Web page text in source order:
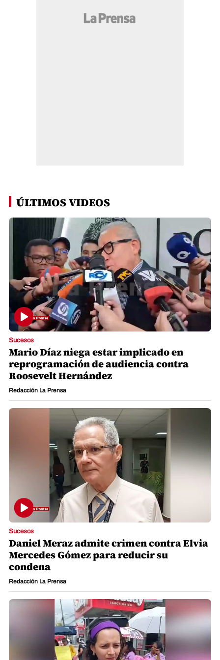
ÚLTIMOS VIDEOS
Sucesos
Mario Díaz niega estar implicado en
reprogramación de audiencia contra
Roosevelt Hernández
Redacción La Prensa
Sucesos
Daniel Meraz admite crimen contra Elvia
Mercedes Gómez para reducir su
condena
Redacción La Prensa